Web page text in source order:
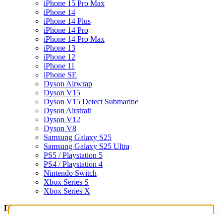
iPhone 15 Pro Max
iPhone 14
iPhone 14 Plus
iPhone 14 Pro
iPhone 14 Pro Max
iPhone 13
iPhone 12
iPhone 11
iPhone SE
Dyson Airwrap
Dyson V15
Dyson V15 Detect Submarine
Dyson Airstrait
Dyson V12
Dyson V8
Samsung Galaxy S25
Samsung Galaxy S25 Ultra
PS5 / Playstation 5
PS4 / Playstation 4
Nintendo Switch
Xbox Series S
Xbox Series X
Dil